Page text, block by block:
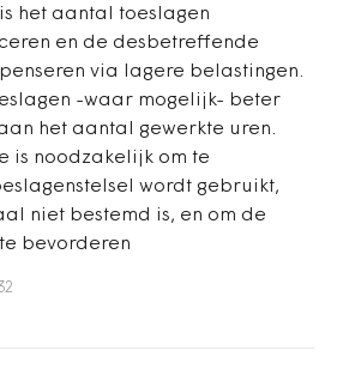
het aantal toeslagen
en de desbetreffende
via lagere belastingen.
-waar mogelijk- beter
het aantal gewerkte uren.
is noodzakelijk om te
wordt gebruikt,
niet bestemd is, en om de
bevorderen